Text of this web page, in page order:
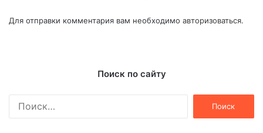
Для отправки комментария вам необходимо авторизоваться.
Поиск по сайту